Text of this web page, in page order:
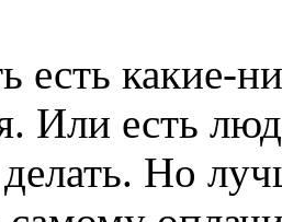
есть какие-
Или есть
делать. Но